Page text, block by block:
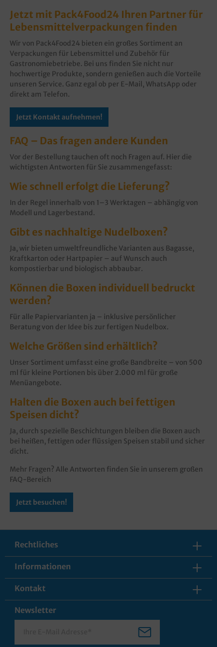
Jetzt mit Pack4Food24 Ihren Partner für
Lebensmittelverpackungen finden
Wir von Pack4Food24 bieten ein großes Sortiment an
Verpackungen für Lebensmittel und Zubehör für
Gastronomiebetriebe. Bei uns finden Sie nicht nur
hochwertige Produkte, sondern genießen auch die Vorteile
unseren Service. Ganz egal ob per E-Mail, WhatsApp oder
direkt am Telefon.
Jetzt Kontakt aufnehmen!
FAQ – Das fragen andere Kunden
Vor der Bestellung tauchen oft noch Fragen auf. Hier die
wichtigsten Antworten für Sie zusammengefasst:
Wie schnell erfolgt die Lieferung?
In der Regel innerhalb von 1–3 Werktagen – abhängig von
Modell und Lagerbestand.
Gibt es nachhaltige Nudelboxen?
Ja, wir bieten umweltfreundliche Varianten aus Bagasse,
Kraftkarton oder Hartpapier – auf Wunsch auch
kompostierbar und biologisch abbaubar.
Können die Boxen individuell bedruckt
werden?
Für alle Papiervarianten ja – inklusive persönlicher
Beratung von der Idee bis zur fertigen Nudelbox.
Welche Größen sind erhältlich?
Unser Sortiment umfasst eine große Bandbreite – von 500
ml für kleine Portionen bis über 2.000 ml für große
Menüangebote.
Halten die Boxen auch bei fettigen
Speisen dicht?
Ja, durch spezielle Beschichtungen bleiben die Boxen auch
bei heißen, fettigen oder flüssigen Speisen stabil und sicher
dicht.
Mehr Fragen? Alle Antworten finden Sie in unserem großen
FAQ-Bereich
Jetzt besuchen!
Rechtliches
Informationen
Kontakt
Newsletter